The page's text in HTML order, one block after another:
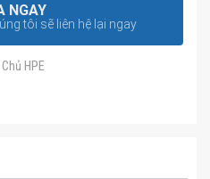
NGAY
tôi sẽ liên hệ lại ngay
HPE